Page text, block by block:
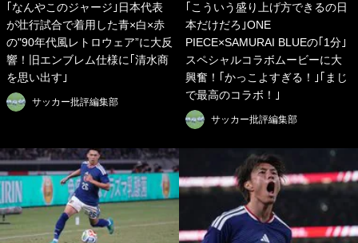
｢なんやこのジャージ｣日本代表
が壮行試合で着用した青×白×赤
の"90年代風レトロウェア”に大反
響！旧エンブレム仕様に｢清水商
を思い出す｣
サッカー批評編集部
｢こういう盛り上げ方できるの日
本だけだろ｣ONE
PIECE×SAMURAI BLUEの｢1分｣
スペシャルコラボムービーに大
興奮！｢かっこよすぎる！｣｢まじ
で最高のコラボ！｣
サッカー批評編集部